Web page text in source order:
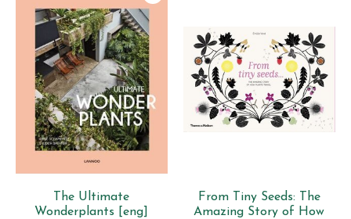
The Ultimate
Wonderplants [eng]
From Tiny Seeds: The
Amazing Story of How